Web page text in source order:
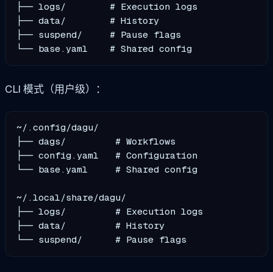
├── logs/        # Execution logs
├── data/        # History
├── suspend/     # Pause flags
CLI 模式（用户级）：
~/.config/dagu/
├── dags/         # Workflows
├── config.yaml   # Configuration
└── base.yaml     # Shared config
~/.local/share/dagu/
├── logs/         # Execution logs
├── data/         # History